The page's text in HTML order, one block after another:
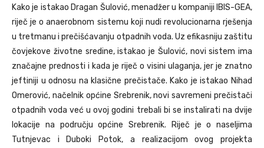
Kako je istakao Dragan Šulović, menadžer u kompaniji IBIS-GEA,
riječ je o anaerobnom sistemu koji nudi revolucionarna rješenja
u tretmanu i prečišćavanju otpadnih voda. Uz efikasniju zaštitu
čovjekove životne sredine, istakao je Šulović, novi sistem ima
značajne prednosti i kada je riječ o visini ulaganja, jer je znatno
jeftiniji u odnosu na klasične prečistače. Kako je istakao Nihad
Omerović, načelnik općine Srebrenik, novi savremeni prečistači
otpadnih voda već u ovoj godini trebali bi se instalirati na dvije
lokacije na području općine Srebrenik. Riječ je o naseljima
Tutnjevac i Duboki Potok, a realizacijom ovog projekta